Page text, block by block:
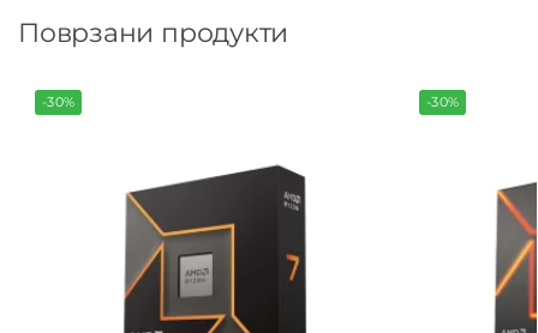
Поврзани продукти
-30% -30%